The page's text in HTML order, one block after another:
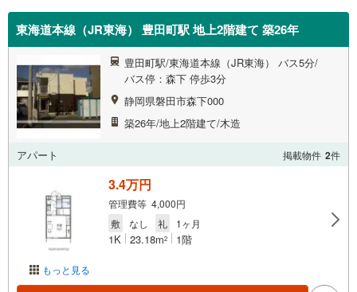
東海道本線（JR東海） 豊田町駅 地上2階建て 築26年
豊田町駅/東海道本線（JR東海） バス5分/
バス停：森下 停歩3分
静岡県磐田市森下000
築26年/地上2階建て/木造
アパート 掲載物件 2件
もっと見る
3.4万円
管理費等 4,000円
敷
なし 礼 1ヶ月
1K 23.18m2 1階